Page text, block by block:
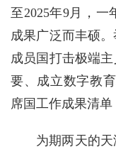
至2025年9月，一
成果广泛而丰硕
成员国打击极端主
要、成立数字教
席国工作成果清单
为期两天的